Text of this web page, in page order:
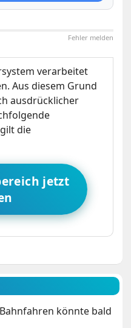
Fehler melden
verarbeitet
Aus diesem Grund
ausdrücklicher
die
jetzt
könnte bald